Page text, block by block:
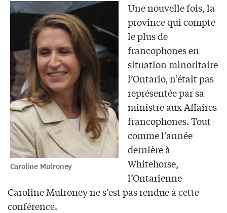
Caroline Mulroney
Une nouvelle fois, la
province qui compte
le plus de
francophones en
situation minoritaire
l’Ontario, n’était pas
représentée par sa
ministre aux Affaires
francophones. Tout
comme l’année
dernière à
Whitehorse,
l’Ontarienne
Caroline Mulroney ne s’est pas rendue à cette
conférence.